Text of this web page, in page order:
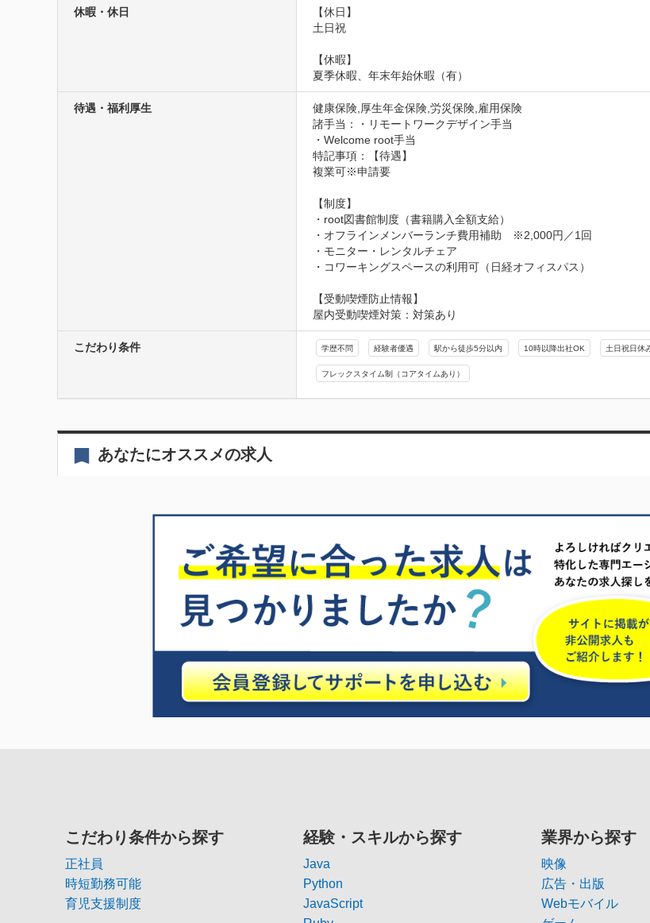
休暇・休日
【休日】
土日祝
【休暇】
夏季休暇、年末年始休暇（有）
待遇・福利厚生
健康保険,厚生年金保険,労災保険,雇用保険
諸手当：・リモートワークデザイン手当
・Welcome root手当
特記事項：【待遇】
複業可※申請要
【制度】
・root図書館制度（書籍購入全額支給）
・オフラインメンバーランチ費用補助　※2,000円／1回
・モニター・レンタルチェア
・コワーキングスペースの利用可（日経オフィスパス）
【受動喫煙防止情報】
屋内受動喫煙対策：対策あり
こだわり条件 学歴不問 経験者優遇 駅から徒歩5分以内 10時以降出社OK 土日祝日休
フレックスタイム制（コアタイムあり）
あなたにオススメの求人
こだわり条件から探す
正社員
時短勤務可能
育児支援制度
経験・スキルから探す
Java
Python
JavaScript
業界から探す
映像
広告・出版
Webモバイル